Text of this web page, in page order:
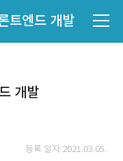
트엔드 개발
개발
등록 일자 2021.03.05.